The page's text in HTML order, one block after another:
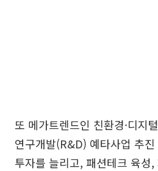
또 메가트렌드인 친환경·디지
연구개발(R&D) 예타사업 추
투자를 늘리고, 패션테크 육성